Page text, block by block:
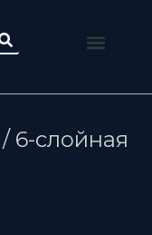
/ 6-слойная